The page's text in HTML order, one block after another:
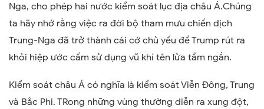
Nga, cho phép hai nước kiểm soát lục địa châu Á.Chúng
ta hãy nhớ rằng việc ra đời bộ tham mưu chiến dịch
Trung-Nga đã trở thành cái cớ chủ yếu để Trump rút ra
khỏi hiệp ước cấm sử dụng vũ khí tên lửa tầm ngắn.
Kiểm soát châu Á có nghĩa là kiểm soát Viễn Đông, Trung
và Bắc Phi. TRong những vùng thường diễn ra xung đột,